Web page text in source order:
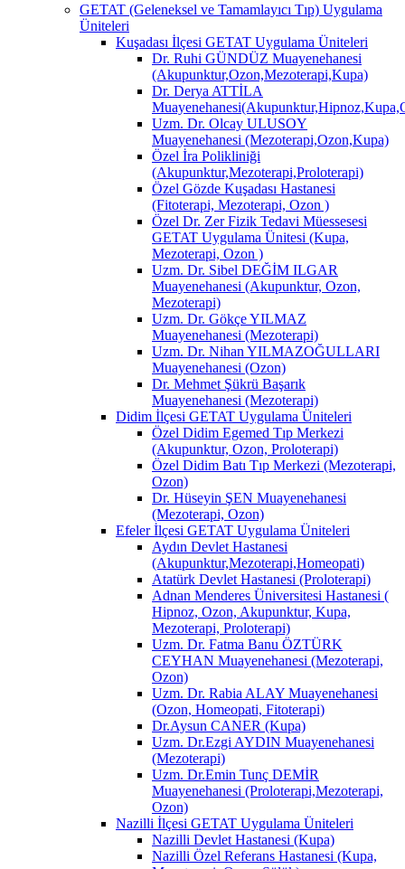
GETAT (Geleneksel ve Tamamlayıcı Tıp) Uygulama
Üniteleri
Kuşadası İlçesi GETAT Uygulama Üniteleri
Dr. Ruhi GÜNDÜZ Muayenehanesi
(Akupunktur,Ozon,Mezoterapi,Kupa)
Dr. Derya ATTİLA
Uzm. Dr. Olcay ULUSOY
Muayenehanesi (Mezoterapi,Ozon,Kupa)
Özel İra Polikliniği
(Akupunktur,Mezoterapi,Proloterapi)
Özel Gözde Kuşadası Hastanesi
(Fitoterapi, Mezoterapi, Ozon )
Özel Dr. Zer Fizik Tedavi Müessesesi
GETAT Uygulama Ünitesi (Kupa,
Mezoterapi, Ozon )
Uzm. Dr. Sibel DEĞİM ILGAR
Muayenehanesi (Akupunktur, Ozon,
Mezoterapi)
Uzm. Dr. Gökçe YILMAZ
Muayenehanesi (Mezoterapi)
Uzm. Dr. Nihan YILMAZOĞULLARI
Muayenehanesi (Ozon)
Dr. Mehmet Şükrü Başarık
Muayenehanesi (Mezoterapi)
Didim İlçesi GETAT Uygulama Üniteleri
Özel Didim Egemed Tıp Merkezi
(Akupunktur, Ozon, Proloterapi)
Özel Didim Batı Tıp Merkezi (Mezoterapi,
Ozon)
Dr. Hüseyin ŞEN Muayenehanesi
(Mezoterapi, Ozon)
Efeler İlçesi GETAT Uygulama Üniteleri
Aydın Devlet Hastanesi
(Akupunktur,Mezoterapi,Homeopati)
Atatürk Devlet Hastanesi (Proloterapi)
Adnan Menderes Üniversitesi Hastanesi (
Hipnoz, Ozon, Akupunktur, Kupa,
Mezoterapi, Proloterapi)
Uzm. Dr. Fatma Banu ÖZTÜRK
CEYHAN Muayenehanesi (Mezoterapi,
Ozon)
Uzm. Dr. Rabia ALAY Muayenehanesi
(Ozon, Homeopati, Fitoterapi)
Dr.Aysun CANER (Kupa)
Uzm. Dr.Ezgi AYDIN Muayenehanesi
(Mezoterapi)
Uzm. Dr.Emin Tunç DEMİR
Muayenehanesi (Proloterapi,Mezoterapi,
Ozon)
Nazilli İlçesi GETAT Uygulama Üniteleri
Nazilli Devlet Hastanesi (Kupa)
Nazilli Özel Referans Hastanesi (Kupa,